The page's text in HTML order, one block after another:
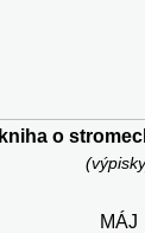
kniha o
MÁJ